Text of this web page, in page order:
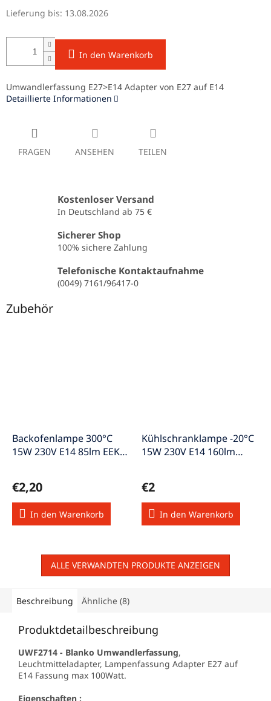
Verkaufspreis:
Lieferung bis: 13.08.2026
In den Warenkorb
Umwandlerfassung E27>E14 Adapter von E27 auf E14
Detaillierte Informationen
FRAGEN ANSEHEN TEILEN
Kostenloser Versand
In Deutschland ab 75 €
Sicherer Shop
100% sichere Zahlung
Telefonische Kontaktaufnahme
(0049) 7161/96417-0
Zubehör
Backofenlampe 300°C
15W 230V E14 85lm EEK-E
€2,20
In den Warenkorb
Kühlschranklampe -20°C
15W 230V E14 160lm
€2
In den Warenkorb
ALLE VERWANDTEN PRODUKTE ANZEIGEN
Beschreibung Ähnliche (8)
Produktdetailbeschreibung
UWF2714 - Blanko Umwandlerfassung,
Leuchtmitteladapter, Lampenfassung Adapter E27 auf
E14 Fassung max 100Watt.
Eigenschaften :